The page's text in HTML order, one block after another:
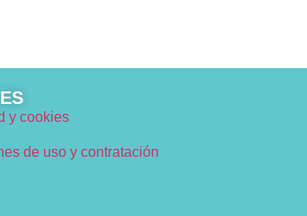
y cookies
de uso y contratación